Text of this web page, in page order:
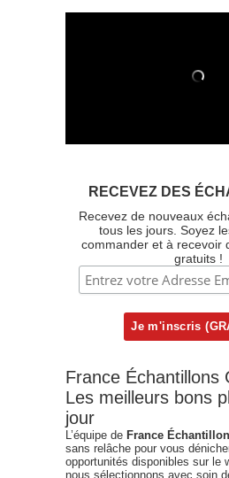
RECEVEZ DES
Recevez de nouveaux
tous les jours. Soyez
commander et à recevoir
gratuits !
France Échantillons
Les meilleurs bons
jour
L’équipe de France
sans relâche pour vous
opportunités disponibles sur le
nous sélectionnons avec soin